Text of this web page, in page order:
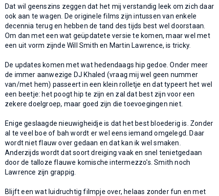
Dat wil geenszins zeggen dat het mij verstandig leek om zich daar
ook aan te wagen. De originele films zijn intussen van enkele
decennia terug en hebben de tand des tijds best wel doorstaan.
Om dan met een wat geüpdatete versie te komen, maar wel met
een uit vorm zijnde Will Smith en Martin Lawrence, is tricky.
De updates komen met wat hedendaags hip gedoe. Onder meer
de immer aanwezige DJ Khaled (vraag mij wel geen nummer
van/met hem) passeert in een klein rolletje en dat typeert het wel
een beetje: het poogt hip te zijn en zal dat best zijn voor een
zekere doelgroep, maar goed zijn die toevoegingen niet.
Enige geslaagde nieuwigheidje is dat het best bloederig is. Zonder
al te veel boe of bah wordt er wel eens iemand omgelegd. Daar
wordt niet flauw over gedaan en dat kan ik wel smaken.
Anderzijds wordt dat soort dreiging vaak en snel tenietgedaan
door de talloze flauwe komische intermezzo's. Smith noch
Lawrence zijn grappig.
Blijft een wat luidruchtig filmpje over, helaas zonder fun en met